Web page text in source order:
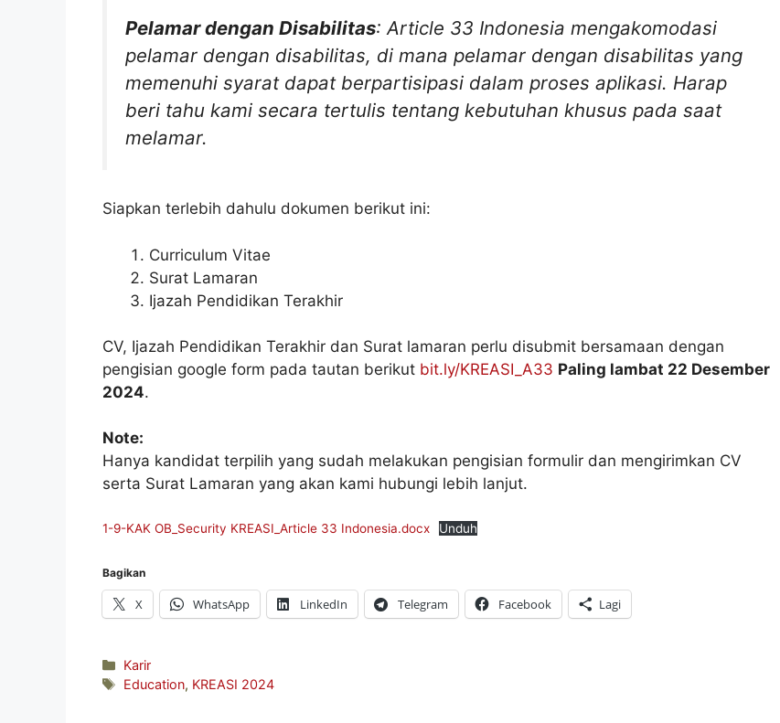
Pelamar dengan Disabilitas: Article 33 Indonesia mengakomodasi
pelamar dengan disabilitas, di mana pelamar dengan disabilitas yang
memenuhi syarat dapat berpartisipasi dalam proses aplikasi. Harap
beri tahu kami secara tertulis tentang kebutuhan khusus pada saat
melamar.
Siapkan terlebih dahulu dokumen berikut ini:
Curriculum Vitae
Surat Lamaran
Ijazah Pendidikan Terakhir
CV, Ijazah Pendidikan Terakhir dan Surat lamaran perlu disubmit bersamaan dengan
pengisian google form pada tautan berikut bit.ly/KREASI_A33 Paling lambat 22 Desember
2024.
Note:
Hanya kandidat terpilih yang sudah melakukan pengisian formulir dan mengirimkan CV
serta Surat Lamaran yang akan kami hubungi lebih lanjut.
1-9-KAK OB_Security KREASI_Article 33 Indonesia.docx Unduh
Bagikan
X WhatsApp LinkedIn Telegram Facebook Lagi
Kategori
Karir
Tag
Education, KREASI 2024